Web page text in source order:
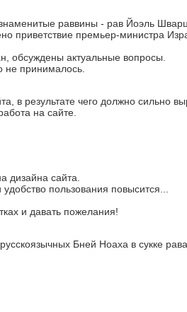
раввины - рав Йоэль
приветствие премьер-министра
обсуждены актуальные вопросы.
не принималось.
в результате чего должно сильно
на сайте.
дизайна сайта.
пользования повысится...
и давать пожелания!
Бней Ноаха в сукке